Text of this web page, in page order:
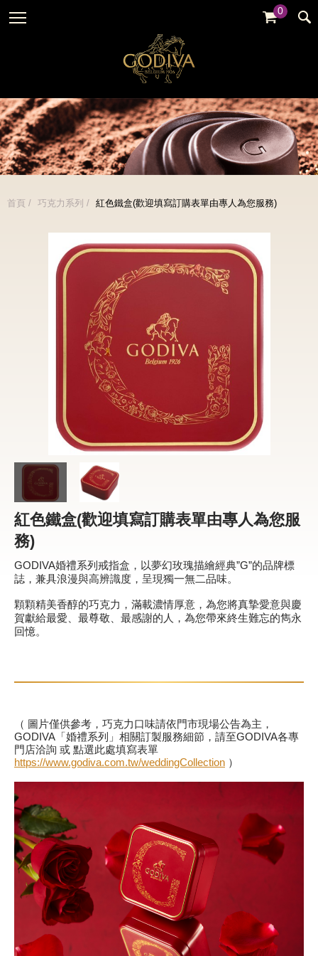
0
全部
品牌活動
全部
暢銷系列
金裝禮盒
松露禮盒
童趣系列
婚禮系列
新品 / 季節性商品
歡聚系列
百年限定系列
冰享系列
休閒分享
巧克力磚/巧克力豆
G Cube 松露巧克力
霜淇淋
飲品
蛋糕
全部
牛奶巧克力
白巧克力
綜合巧克力
冰淇淋
蛋糕
婚禮系列
GODIVA故事
GODIVA品質承諾
GODIVA大師團隊
首頁 巧克力系列 紅色鐵盒(歡迎填寫訂購表單由專人為您服務)
紅色鐵盒(歡迎填寫訂購表單由專人為您服
務)
GODIVA婚禮系列戒指盒，以夢幻玫瑰描繪經典”G”的品牌標
誌，兼具浪漫與高辨識度，呈現獨一無二品味。
顆顆精美香醇的巧克力，滿載濃情厚意，為您將真摯愛意與慶
賀獻給最愛、最尊敬、最感謝的人，為您帶來終生難忘的雋永
回憶。
（ 圖片僅供參考，巧克力口味請依門市現場公告為主，
GODIVA「婚禮系列」相關訂製服務細節，請至GODIVA各專
門店洽詢 或 點選此處填寫表單
https://www.godiva.com.tw/weddingCollection ）